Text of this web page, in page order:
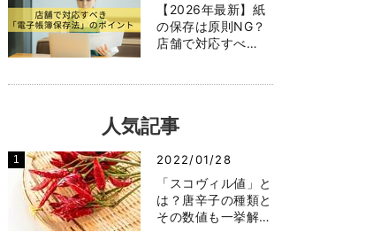
【2026年最新】紙
の保存は原則NG？
店舗で対応すべ…
人気記事
2022/01/28
「スコヴィル値」と
は？唐辛子の種類と
その数値も一挙解…